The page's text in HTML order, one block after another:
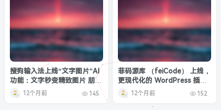
搜狗输入法上线“文字图片”AI
功能：文字秒变精致图片 朋友
圈有排面了
12个月前 145
菲码源库 （feiCode） 上线，
更现代化的 WordPress 插件
托管及开源代码服务
12个月前 152